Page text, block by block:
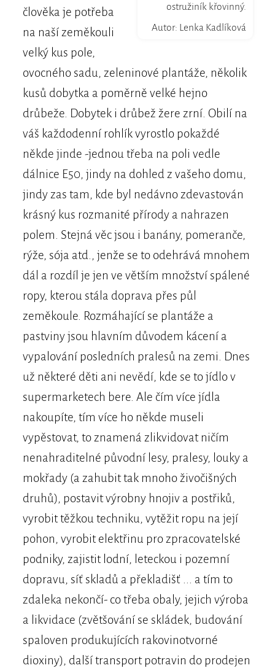
ostružiník křovinný.
Autor: Lenka Kadlíková
člověka je potřeba
na naší zeměkouli
velký kus pole,
ovocného sadu, zeleninové plantáže, několik
kusů dobytka a poměrně velké hejno
drůbeže. Dobytek i drůbež žere zrní. Obilí na
váš každodenní rohlík vyrostlo pokaždé
někde jinde -jednou třeba na poli vedle
dálnice E50, jindy na dohled z vašeho domu,
jindy zas tam, kde byl nedávno zdevastován
krásný kus rozmanité přírody a nahrazen
polem. Stejná věc jsou i banány, pomeranče,
rýže, sója atd., jenže se to odehrává mnohem
dál a rozdíl je jen ve větším množství spálené
ropy, kterou stála doprava přes půl
zeměkoule. Rozmáhající se plantáže a
pastviny jsou hlavním důvodem kácení a
vypalování posledních pralesů na zemi. Dnes
už některé děti ani nevědí, kde se to jídlo v
supermarketech bere. Ale čím více jídla
nakoupíte, tím více ho někde museli
vypěstovat, to znamená zlikvidovat ničím
nenahraditelné původní lesy, pralesy, louky a
mokřady (a zahubit tak mnoho živočišných
druhů), postavit výrobny hnojiv a postřiků,
vyrobit těžkou techniku, vytěžit ropu na její
pohon, vyrobit elektřinu pro zpracovatelské
podniky, zajistit lodní, leteckou i pozemní
dopravu, síť skladů a překladišť ... a tím to
zdaleka nekončí- co třeba obaly, jejich výroba
a likvidace (zvětšování se skládek, budování
spaloven produkujících rakovinotvorné
dioxiny), další transport potravin do prodejen